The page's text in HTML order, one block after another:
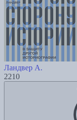
Ландвер А.
2210